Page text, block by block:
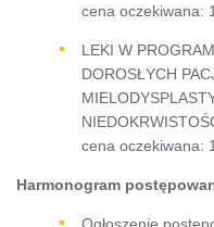
cena oczekiwana:
LEKI W
DOROSŁYCH
cena oczekiwana:
Harmonogram
Ogłoszenie